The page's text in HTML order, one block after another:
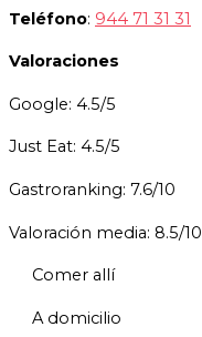
Teléfono: 944 71 31 31
Valoraciones
Google: 4.5/5
Just Eat: 4.5/5
Gastroranking: 7.6/10
Valoración media: 8.5/10
Comer allí
A domicilio